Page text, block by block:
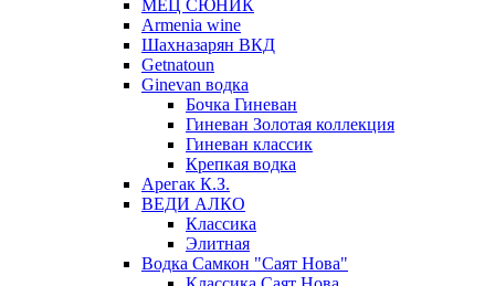
МЕЦ СЮНИК
Armenia wine
Шахназарян ВКД
Getnatoun
Ginevan водка
Бочка Гиневан
Гиневан Золотая коллекция
Гиневан классик
Крепкая водка
Арегак К.З.
ВЕДИ АЛКО
Классика
Элитная
Водка Самкон "Саят Нова"